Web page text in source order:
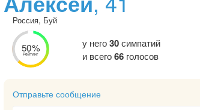
Россия, Буй
50%
Рейтинг
у него30симпатий
и всего66голосов
Отправьте сообщение